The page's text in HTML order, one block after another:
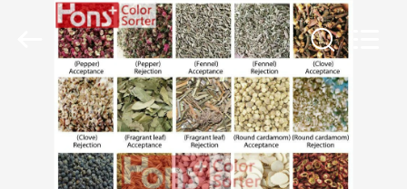
ДОМ
ПРОДУКТЫ
Optoelectronic